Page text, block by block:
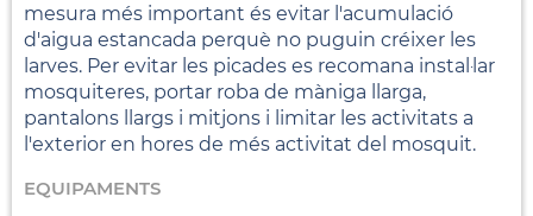
mesura més important és evitar l'acumulació
d'aigua estancada perquè no puguin créixer les
larves. Per evitar les picades es recomana instal·lar
mosquiteres, portar roba de màniga llarga,
pantalons llargs i mitjons i limitar les activitats a
l'exterior en hores de més activitat del mosquit.
EQUIPAMENTS